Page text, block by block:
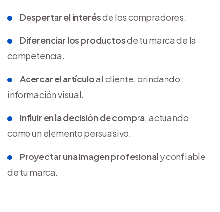
Despertar el interésde los compradores.
Diferenciar los productosde tu marca de la
competencia.
Acercar el artículoal cliente, brindando
información visual.
Influir en la decisión de compra, actuando
como un elemento persuasivo.
Proyectar una imagen profesional y confiable
de tu marca.